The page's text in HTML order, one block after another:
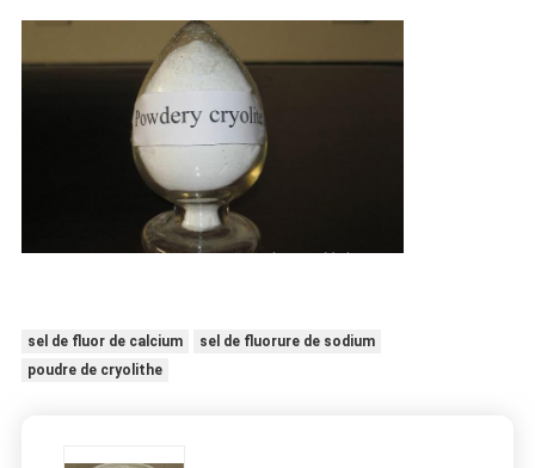
sel de fluor de calcium
sel de fluorure de sodium
poudre de cryolithe